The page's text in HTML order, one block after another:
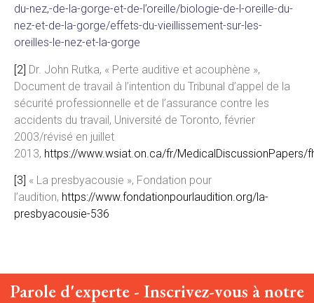
du-nez,-de-la-gorge-et-de-l’oreille/biologie-de-l-oreille-du-
nez-et-de-la-gorge/effets-du-vieillissement-sur-les-
oreilles-le-nez-et-la-gorge
[2] Dr. John Rutka, « Perte auditive et acouphène »,
Document de travail à l’intention du Tribunal d’appel de la
sécurité professionnelle et de l’assurance contre les
accidents du travail, Université de Toronto, février
2003/révisé en juillet
2013, https://www.wsiat.on.ca/fr/MedicalDiscussionPapers/
[3] « La presbyacousie », Fondation pour
l’audition, https://www.fondationpourlaudition.org/la-
presbyacousie-536
Parole d'experte - Inscrivez-vous à notre